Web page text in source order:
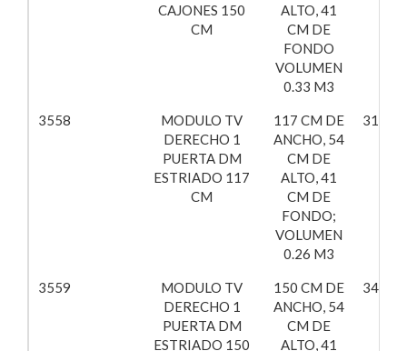
CAJONES 150
CM
ALTO, 41
CM DE
FONDO
VOLUMEN
0.33 M3
3558
MODULO TV
DERECHO 1
PUERTA DM
ESTRIADO 117
CM
117 CM DE
ANCHO, 54
CM DE
ALTO, 41
CM DE
FONDO;
VOLUMEN
0.26 M3
3559
MODULO TV
DERECHO 1
PUERTA DM
ESTRIADO 150
150 CM DE
ANCHO, 54
CM DE
ALTO, 41